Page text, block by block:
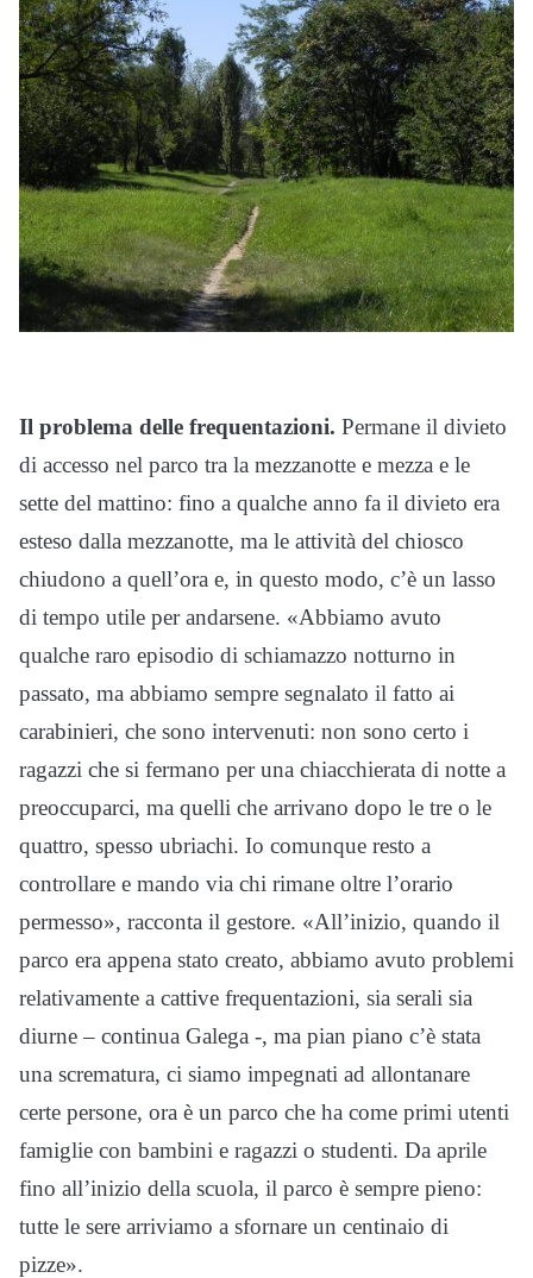
Il problema delle frequentazioni. Permane il divieto
di accesso nel parco tra la mezzanotte e mezza e le
sette del mattino: fino a qualche anno fa il divieto era
esteso dalla mezzanotte, ma le attività del chiosco
chiudono a quell’ora e, in questo modo, c’è un lasso
di tempo utile per andarsene. «Abbiamo avuto
qualche raro episodio di schiamazzo notturno in
passato, ma abbiamo sempre segnalato il fatto ai
carabinieri, che sono intervenuti: non sono certo i
ragazzi che si fermano per una chiacchierata di notte a
preoccuparci, ma quelli che arrivano dopo le tre o le
quattro, spesso ubriachi. Io comunque resto a
controllare e mando via chi rimane oltre l’orario
permesso», racconta il gestore. «All’inizio, quando il
parco era appena stato creato, abbiamo avuto problemi
relativamente a cattive frequentazioni, sia serali sia
diurne – continua Galega -, ma pian piano c’è stata
una scrematura, ci siamo impegnati ad allontanare
certe persone, ora è un parco che ha come primi utenti
famiglie con bambini e ragazzi o studenti. Da aprile
fino all’inizio della scuola, il parco è sempre pieno:
tutte le sere arriviamo a sfornare un centinaio di
pizze».